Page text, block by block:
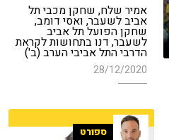
אמיר שלח, שחקן מכבי תל
אביב לשעבר, ואסי דומב,
שחקן הפועל תל אביב
לשעבר, דנו בתחושות לקראת
הדרבי התל אביבי הערב (ב')
28/12/2020
ספורט